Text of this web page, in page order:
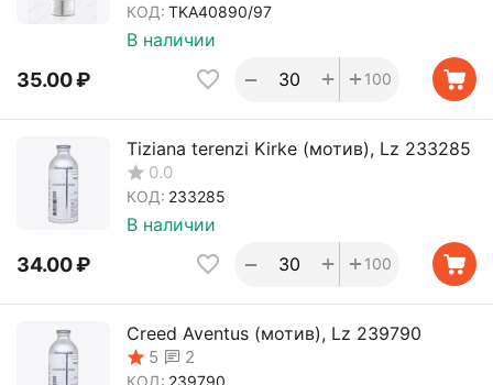
КОД: TKA40890/97
В наличии
35.00₽ + 100
+
−
Tiziana terenzi Kirke (мотив), Lz 233285
0.0
КОД: 233285
В наличии
34.00₽ + 100
+
−
Creed Aventus (мотив), Lz 239790
5 2
КОД: 239790